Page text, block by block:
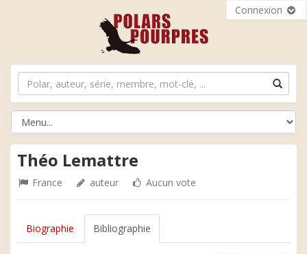
Connexion
Théo Lemattre
France auteur Aucun vote
Biographie Bibliographie